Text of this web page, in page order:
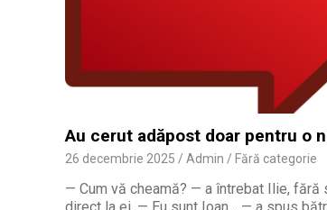
Au cerut adăpost doar pentru o
26 decembrie 2025 Admin Fără categorie
— Cum vă cheamă? — a întrebat Ilie, fără
direct la ei. — Eu sunt Ioan… — a spus